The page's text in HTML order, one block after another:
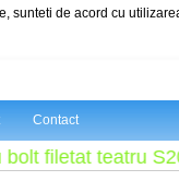
sunteti de acord cu
Contact
teatru